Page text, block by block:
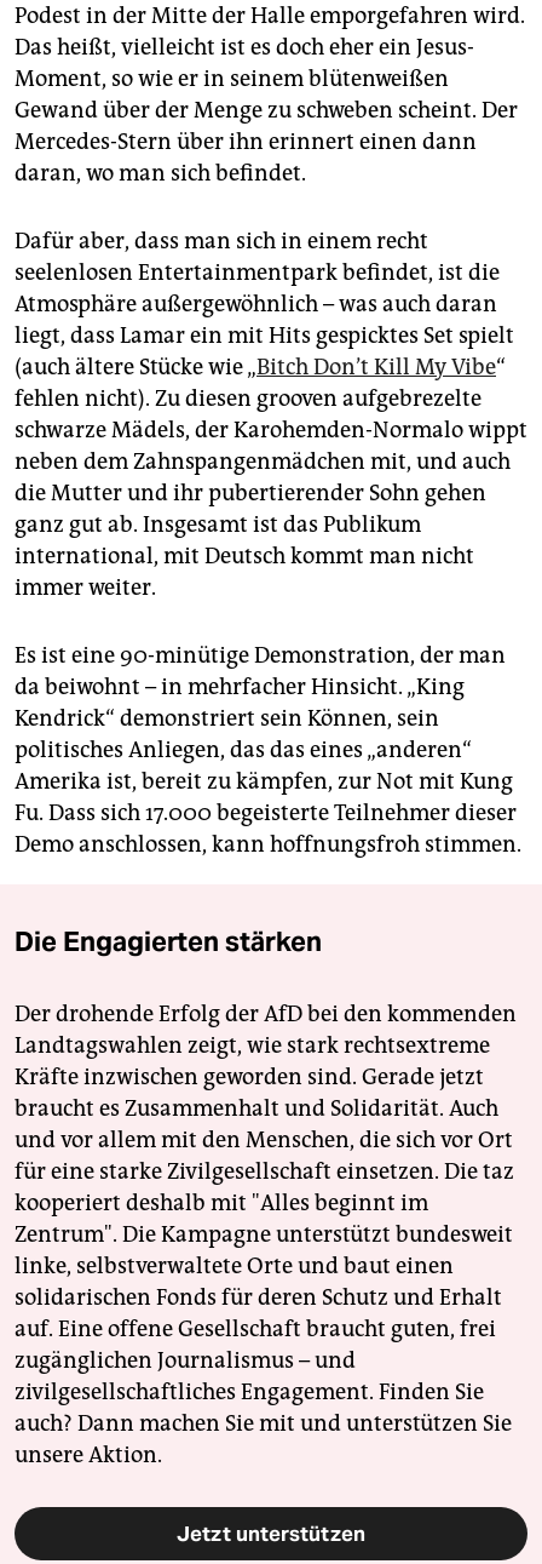
Podest in der Mitte der Halle emporgefahren wird.
Das heißt, vielleicht ist es doch eher ein Jesus-
Moment, so wie er in seinem blütenweißen
Gewand über der Menge zu schweben scheint. Der
Mercedes-Stern über ihn erinnert einen dann
daran, wo man sich befindet.
Dafür aber, dass man sich in einem recht
seelenlosen Entertainmentpark befindet, ist die
Atmosphäre außergewöhnlich – was auch daran
liegt, dass Lamar ein mit Hits gespicktes Set spielt
(auch ältere Stücke wie „Bitch Don’t Kill My Vibe“
fehlen nicht). Zu diesen grooven aufgebrezelte
schwarze Mädels, der Karo­hemden-Normalo wippt
neben dem Zahnspangenmädchen mit, und auch
die Mutter und ihr pubertierender Sohn gehen
ganz gut ab. Insgesamt ist das Publikum
international, mit Deutsch kommt man nicht
immer weiter.
Es ist eine 90-minütige Demonstration, der man
da beiwohnt – in mehrfacher Hinsicht. „King
Kendrick“ demonstriert sein Können, sein
politisches Anliegen, das das eines „anderen“
Amerika ist, bereit zu kämpfen, zur Not mit Kung
Fu. Dass sich 17.000 begeisterte Teilnehmer dieser
Demo anschlossen, kann hoffnungsfroh stimmen.
Die Engagierten stärken
Der drohende Erfolg der AfD bei den kommenden
Landtagswahlen zeigt, wie stark rechtsextreme
Kräfte inzwischen geworden sind. Gerade jetzt
braucht es Zusammenhalt und Solidarität. Auch
und vor allem mit den Menschen, die sich vor Ort
für eine starke Zivilgesellschaft einsetzen. Die taz
kooperiert deshalb mit "Alles beginnt im
Zentrum". Die Kampagne unterstützt bundesweit
linke, selbstverwaltete Orte und baut einen
solidarischen Fonds für deren Schutz und Erhalt
auf. Eine offene Gesellschaft braucht guten, frei
zugänglichen Journalismus – und
zivilgesellschaftliches Engagement. Finden Sie
auch? Dann machen Sie mit und unterstützen Sie
unsere Aktion.
Jetzt unterstützen